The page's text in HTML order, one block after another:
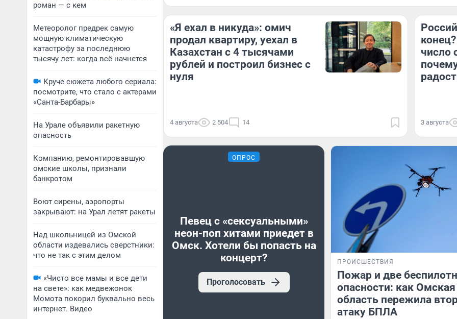
роман — с кем
Метеоролог предрек самую
мощную климатическую
катастрофу за последнюю
тысячу лет: когда всё начнется
Круче сюжета любого сериала:
посмотрите, что стало с актерами
«Санта-Барбары»
На Урале объявили ракетную
опасность
Компанию, ремонтировавшую
омские школы, признали
банкротом
Воют сирены, аэропорты
закрывают: на Урал летят ракеты
Над школьницей из Омской
области издевались сверстники:
что не так с этим делом
«Чисто все мамы и все дети
на свете»: как медвежонок
Момота покорил буквально весь
интернет. Видео
«Я ехал в никуда»: омич
продал квартиру, уехал в
Казахстан с 4 тысячами
рублей и построил бизнес с
нуля
4 августа 2 504 14
число
3 августа
ОПРОС
Певец с «сексуальными»
неон-поп хитами приедет в
Омск. Хотели бы попасть на
концерт?
Проголосовать
ПРОИСШЕСТВИЯ
Пожар и две
опасности: как Омская
область пережила
атаку БПЛА